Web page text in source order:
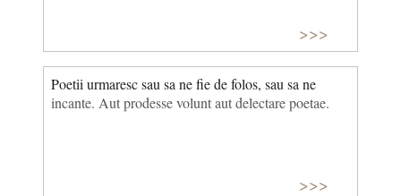
>>>
Poetii urmaresc sau sa ne fie de folos, sau sa ne
incante. Aut prodesse volunt aut delectare poetae.
>>>